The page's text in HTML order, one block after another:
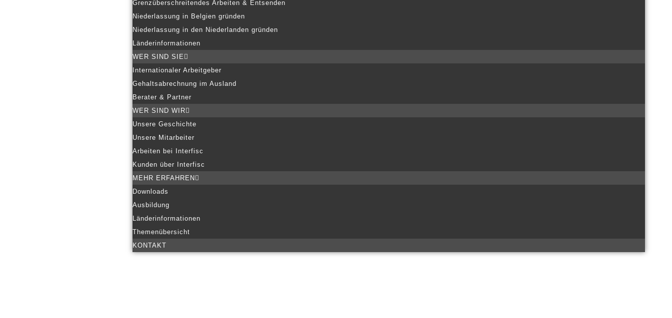
Grenzüberschreitendes Arbeiten & Entsenden
Niederlassung in Belgien gründen
Niederlassung in den Niederlanden gründen
Länderinformationen
WER SIND SIE
Internationaler Arbeitgeber
Gehaltsabrechnung im Ausland
Berater & Partner
WER SIND WIR
Unsere Geschichte
Unsere Mitarbeiter
Arbeiten bei Interfisc
Kunden über Interfisc
MEHR ERFAHREN
Downloads
Ausbildung
Länderinformationen
Themenübersicht
KONTAKT